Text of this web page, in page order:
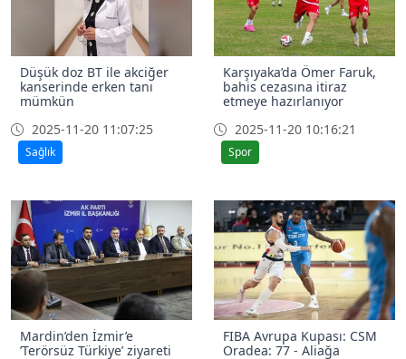
Düşük doz BT ile akciğer
kanserinde erken tanı
mümkün
2025-11-20 11:07:25
Sağlık
Karşıyaka’da Ömer Faruk,
bahis cezasına itiraz
etmeye hazırlanıyor
2025-11-20 10:16:21
Spor
Mardin’den İzmir’e
’Terörsüz Türkiye’ ziyareti
FIBA Avrupa Kupası: CSM
Oradea: 77 - Aliağa